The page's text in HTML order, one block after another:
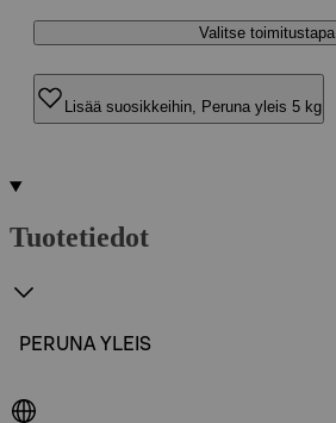
Valitse toimitustapa
Lisää suosikkeihin, Peruna yleis 5 kg
Tuotetiedot
PERUNA YLEIS